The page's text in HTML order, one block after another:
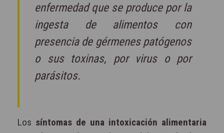
enfermedad que se produce por la
ingesta de alimentos con
presencia de gérmenes patógenos
o sus toxinas, por virus o por
parásitos.
Los síntomas de una intoxicación alimentaria